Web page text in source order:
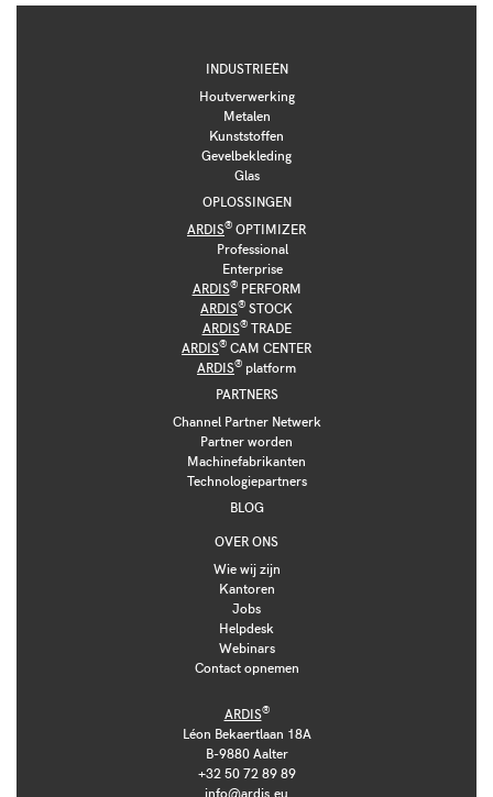
INDUSTRIEËN
Houtverwerking
Metalen
Kunststoffen
Gevelbekleding
Glas
OPLOSSINGEN
ARDIS® OPTIMIZER
Professional
Enterprise
ARDIS®PERFORM
ARDIS® STOCK
ARDIS®TRADE
ARDIS® CAM CENTER
ARDIS® platform
PARTNERS
Channel Partner Netwerk
Partner worden
Machinefabrikanten
Technologiepartners
BLOG
OVER ONS
Wie wij zijn
Kantoren
Jobs
Helpdesk
Webinars
Contact opnemen
ARDIS®
Léon Bekaertlaan 18A
B-9880 Aalter
+32 50 72 89 89
info@ardis.eu